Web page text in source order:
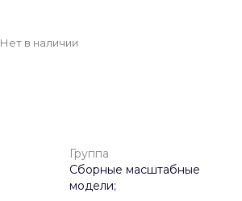
Нет в наличии
Группа
Сборные масштабные
модели;